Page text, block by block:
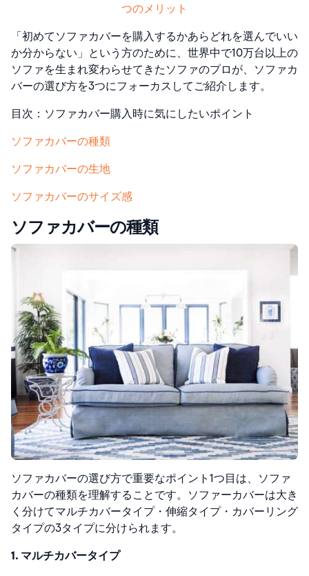
つのメリット
「初めてソファカバーを購入するかあらどれを選んでいい
か分からない」という方のために、世界中で10万台以上の
ソファを生まれ変わらせてきたソファのプロが、ソファカ
バーの選び方を3つにフォーカスしてご紹介します。
目次：ソファカバー購入時に気にしたいポイント
ソファカバーの種類
ソファカバーの生地
ソファカバーのサイズ感
ソファカバーの種類
ソファカバーの選び方で重要なポイント1つ目は、ソファ
カバーの種類を理解することです。ソファーカバーは大き
く分けてマルチカバータイプ・伸縮タイプ・カバーリング
タイプの3タイプに分けられます。
1. マルチカバータイプ